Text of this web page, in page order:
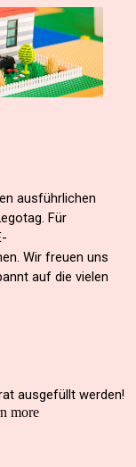
ausführlichen
Für
Wir freuen uns
auf die vielen
ausgefüllt werden!
more